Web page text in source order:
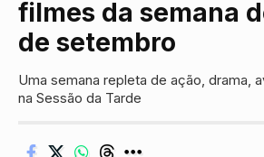
filmes da semana
de setembro
Uma semana repleta de ação, drama,
na Sessão da Tarde